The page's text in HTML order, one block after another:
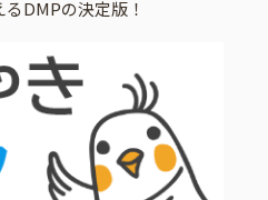
DMPの決定版！